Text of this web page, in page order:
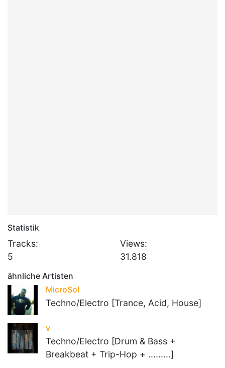
Statistik
Tracks:
5
Views:
31.818
ähnliche Artisten
MicroSol
Techno/Electro [Trance, Acid, House]
v
Techno/Electro [Drum & Bass +
Breakbeat + Trip-Hop + .........]